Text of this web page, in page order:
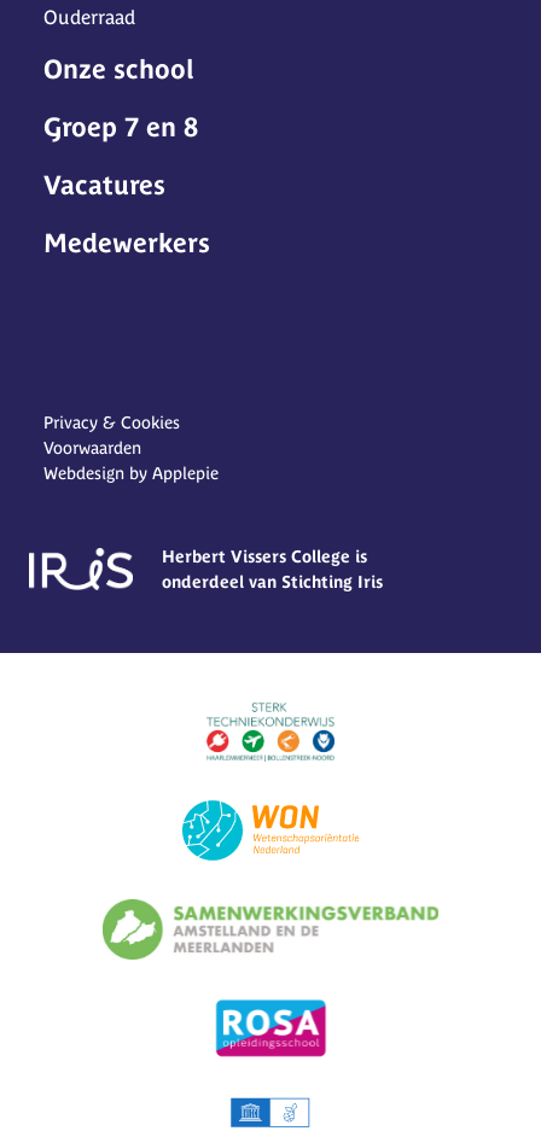
Ouderraad
Onze school
Groep 7 en 8
Vacatures
Medewerkers
Privacy & Cookies
Voorwaarden
Webdesign by Applepie
Herbert Vissers College is
onderdeel van Stichting Iris